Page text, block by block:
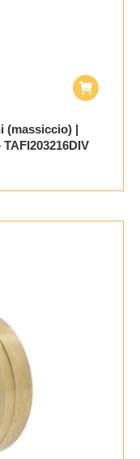
(massiccio) |
TAFI203216DIV